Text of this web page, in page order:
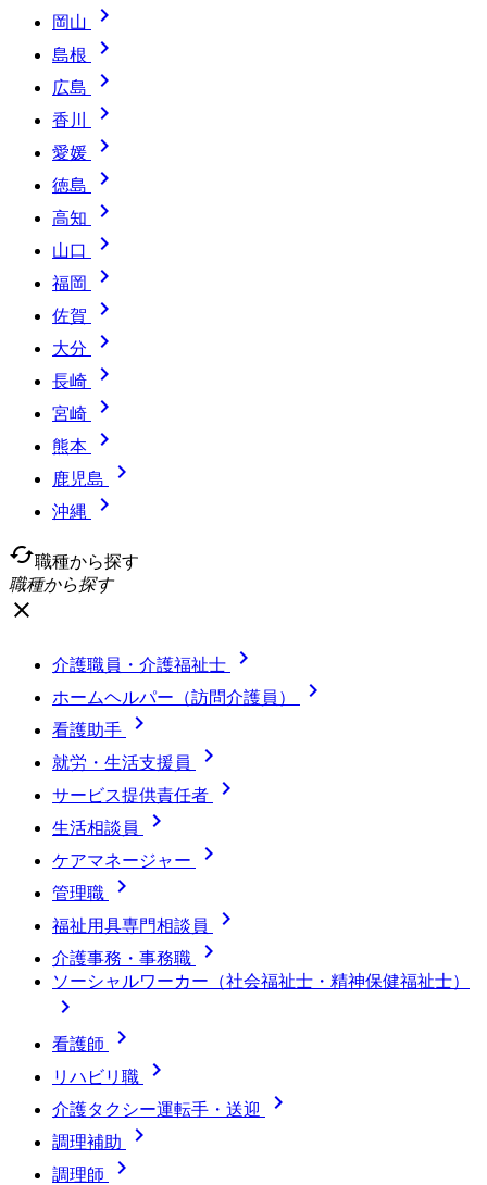
岡山 
島根 
広島 
香川 
愛媛 
徳島 
高知 
山口 
福岡 
佐賀 
大分 
長崎 
宮崎 
熊本 
鹿児島 
沖縄

cached職種から探す
職種から探す
close
介護職員・介護福祉士 
ホームヘルパー（訪問介護員） 
看護助手 
就労・生活支援員 
サービス提供責任者 
生活相談員 
ケアマネージャー 
管理職 
福祉用具専門相談員 
介護事務・事務職 
ソーシャルワーカー（社会福祉士・精神保健福祉士）

看護師 
リハビリ職 
介護タクシー運転手・送迎 
調理補助 
調理師 